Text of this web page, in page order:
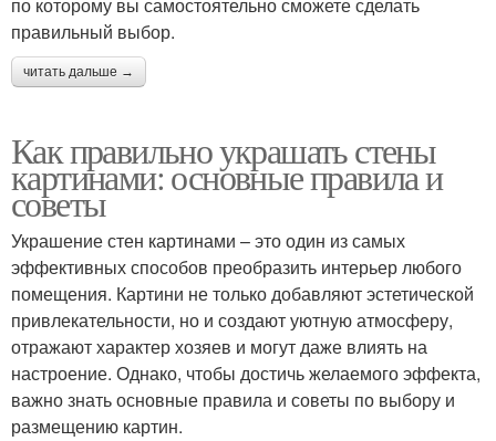
по которому вы самостоятельно сможете сделать
правильный выбор.
читать дальше →
Как правильно украшать стены
картинами: основные правила и
советы
Украшение стен картинами – это один из самых
эффективных способов преобразить интерьер любого
помещения. Картини не только добавляют эстетической
привлекательности, но и создают уютную атмосферу,
отражают характер хозяев и могут даже влиять на
настроение. Однако, чтобы достичь желаемого эффекта,
важно знать основные правила и советы по выбору и
размещению картин.